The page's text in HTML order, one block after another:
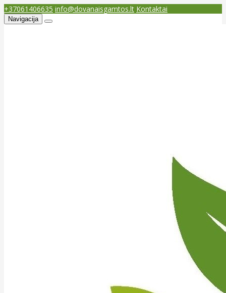
+37061406635 info@dovanaisgamtos.lt Kontaktai
Navigacija